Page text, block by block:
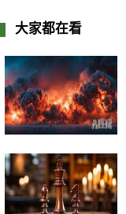
大家都在看